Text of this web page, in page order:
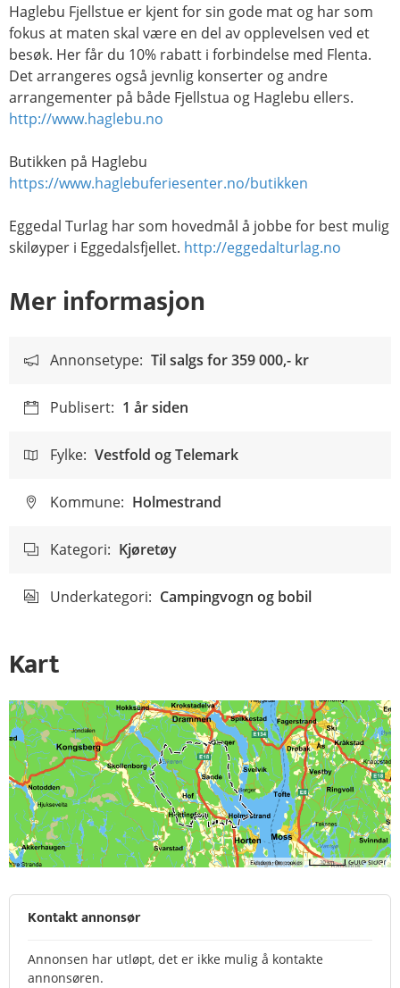
Haglebu Fjellstue er kjent for sin gode mat og har som
fokus at maten skal være en del av opplevelsen ved et
besøk. Her får du 10% rabatt i forbindelse med Flenta.
Det arrangeres også jevnlig konserter og andre
arrangementer på både Fjellstua og Haglebu ellers.
http://www.haglebu.no
Butikken på Haglebu
https://www.haglebuferiesenter.no/butikken
Eggedal Turlag har som hovedmål å jobbe for best mulig
skiløyper i Eggedalsfjellet. http://eggedalturlag.no
Mer informasjon
Annonsetype: Til salgs for359 000,- kr
Publisert: 1 år siden
Fylke: Vestfold og Telemark
Kommune: Holmestrand
Kategori: Kjøretøy
Underkategori: Campingvogn og bobil
Kart
Kontakt annonsør
Annonsen har utløpt, det er ikke mulig å kontakte
annonsøren.